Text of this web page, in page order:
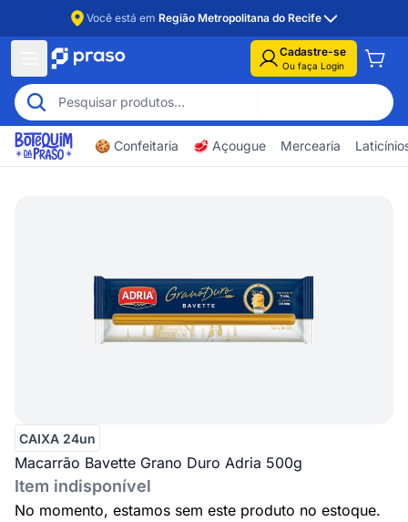
Você está em Região Metropolitana do Recife
Cadastre-se
Ou faça Login
🍪 Confeitaria 🥩 Açougue Mercearia
CAIXA 24un
Macarrão Bavette Grano Duro Adria 500g
Item indisponível
No momento, estamos sem este produto no estoque.